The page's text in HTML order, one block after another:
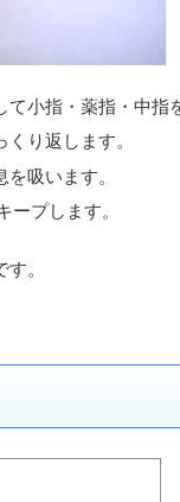
小指・薬指・中指
り返します。
吸います。
プします。
。